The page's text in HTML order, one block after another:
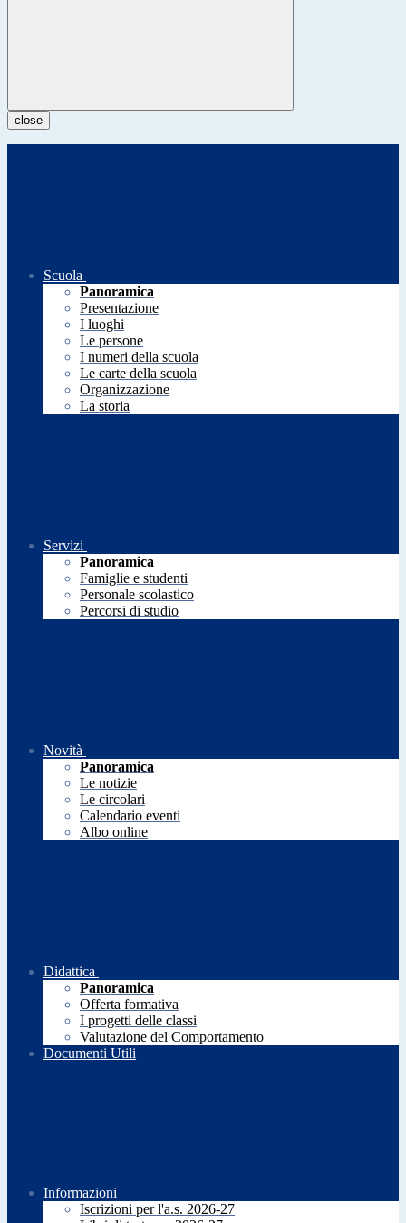
close
Scuola
Panoramica
Presentazione
I luoghi
Le persone
I numeri della scuola
Le carte della scuola
Organizzazione
La storia
Servizi
Panoramica
Famiglie e studenti
Personale scolastico
Percorsi di studio
Novità
Panoramica
Le notizie
Le circolari
Calendario eventi
Albo online
Didattica
Panoramica
Offerta formativa
I progetti delle classi
Valutazione del Comportamento
Documenti Utili
Informazioni
Iscrizioni per l'a.s. 2026-27